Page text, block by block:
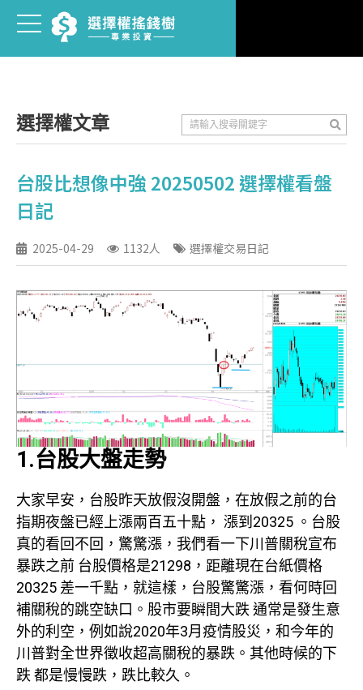
選擇權文章
台股比想像中強 20250502 選擇權看盤
日記
2025-04-29 1132人 選擇權交易日記
1.台股大盤走勢
大家早安，台股昨天放假沒開盤，在放假之前的台
指期夜盤已經上漲兩百五十點， 漲到20325 。台股
真的看回不回，驚驚漲，我們看一下川普關稅宣布
暴跌之前 台股價格是21298，距離現在台紙價格
20325 差一千點，就這樣，台股驚驚漲，看何時回
補關稅的跳空缺口。股市要瞬間大跌 通常是發生意
外的利空，例如說2020年3月疫情股災，和今年的
川普對全世界徵收超高關稅的暴跌。其他時候的下
跌 都是慢慢跌，跌比較久。